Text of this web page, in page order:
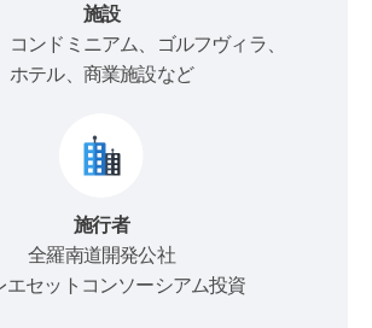
施設
コンドミニアム、ゴルフヴィラ、
ホテル、商業施設など
施行者
全羅南道開発公社
エセットコンソーシアム投資